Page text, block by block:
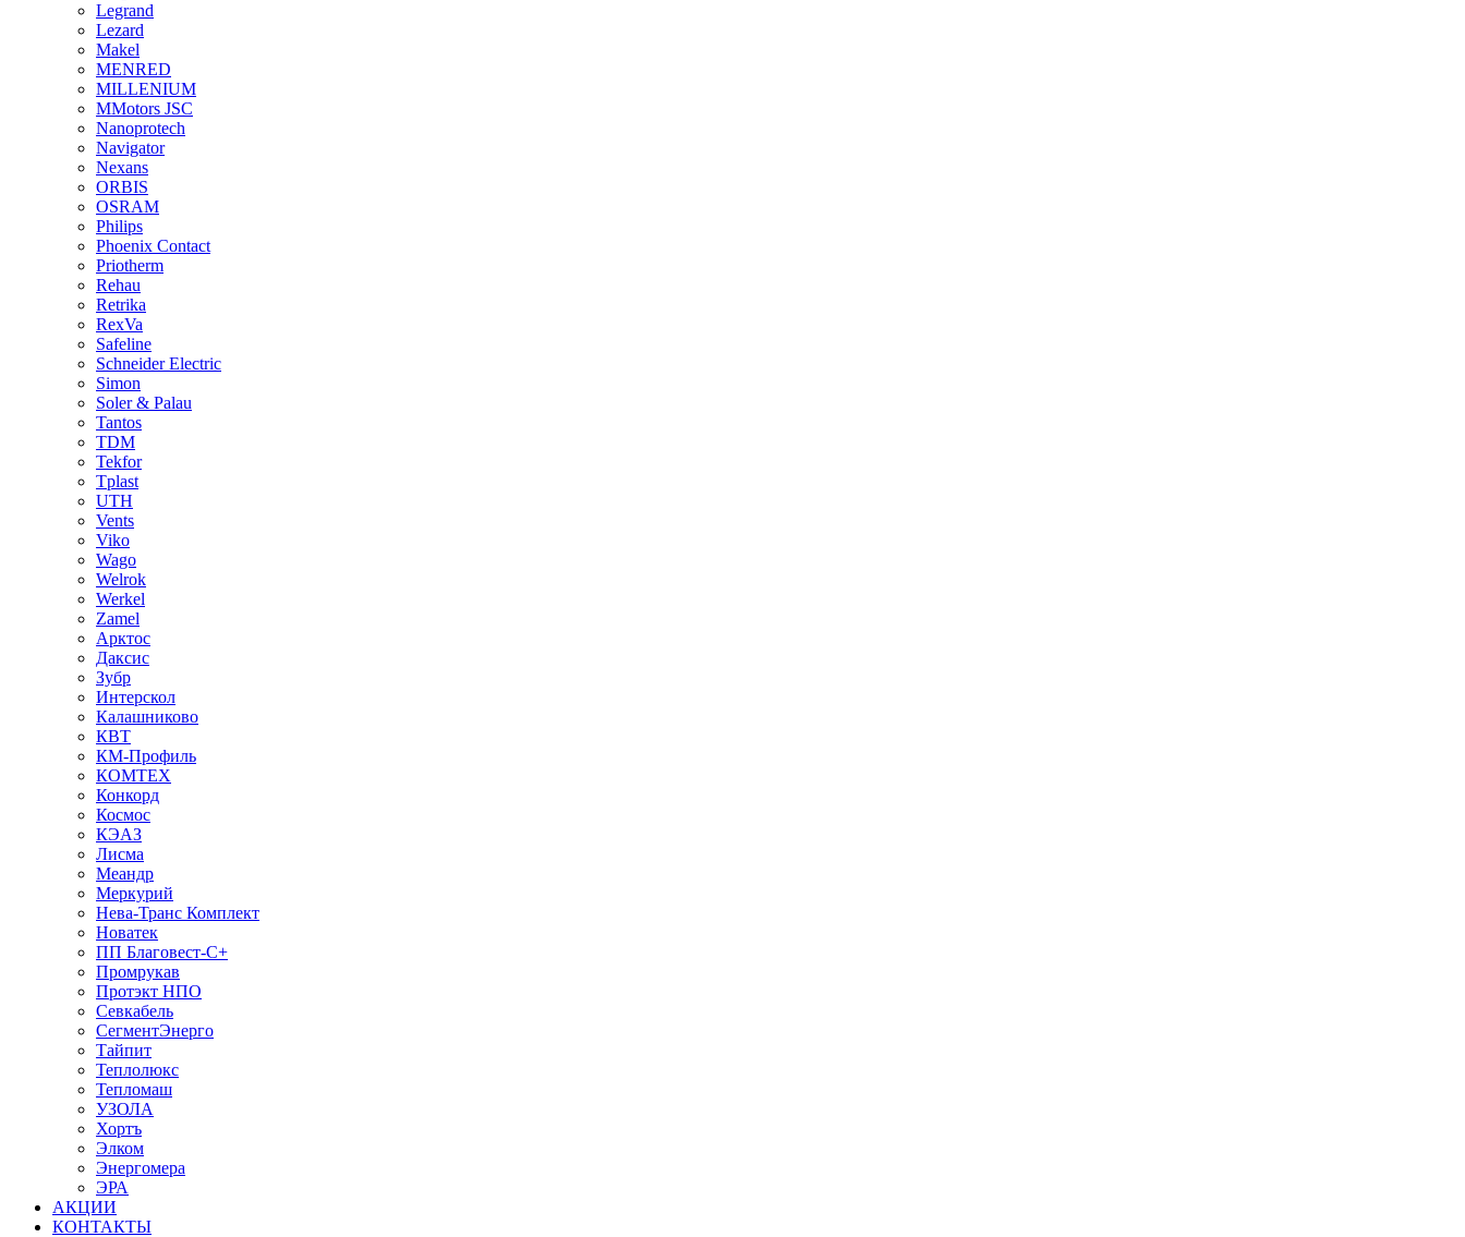
Legrand
Lezard
Makel
MENRED
MILLENIUM
MMotors JSC
Nanoprotech
Navigator
Nexans
ORBIS
OSRAM
Philips
Phoenix Contact
Priotherm
Rehau
Retrika
RexVa
Safeline
Schneider Electric
Simon
Soler & Palau
Tantos
TDM
Tekfor
Tplast
UTH
Vents
Viko
Wago
Welrok
Werkel
Zamel
Арктос
Даксис
Зубр
Интерскол
Калашниково
КВТ
КМ-Профиль
КОМТЕХ
Конкорд
Космос
КЭАЗ
Лисма
Меандр
Меркурий
Нева-Транс Комплект
Новатек
ПП Благовест-С+
Промрукав
Протэкт НПО
Севкабель
СегментЭнерго
Тайпит
Теплолюкс
Тепломаш
УЗОЛА
Хортъ
Элком
Энергомера
ЭРА
АКЦИИ
КОНТАКТЫ